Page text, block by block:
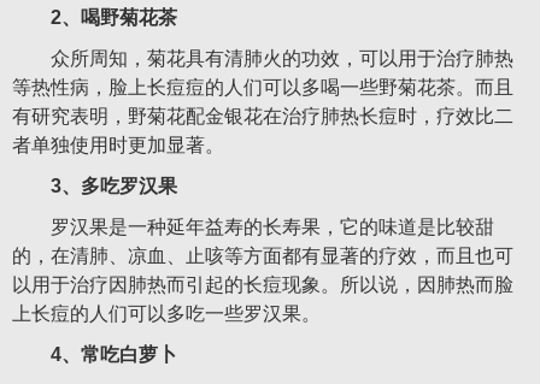
2、喝野菊花茶
众所周知，菊花具有清肺火的功效，可以用于治疗肺热
等热性病，脸上长痘痘的人们可以多喝一些野菊花茶。而且
有研究表明，野菊花配金银花在治疗肺热长痘时，疗效比二
者单独使用时更加显著。
3、多吃罗汉果
罗汉果是一种延年益寿的长寿果，它的味道是比较甜
的，在清肺、凉血、止咳等方面都有显著的疗效，而且也可
以用于治疗因肺热而引起的长痘现象。所以说，因肺热而脸
上长痘的人们可以多吃一些罗汉果。
4、常吃白萝卜